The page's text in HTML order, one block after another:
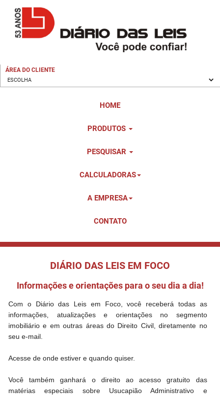
ÁREA DO CLIENTE
HOME
PRODUTOS
PESQUISAR
CALCULADORAS
A EMPRESA
CONTATO
DIÁRIO DAS LEIS EM FOCO
Informações e orientações para o seu dia a dia!
Com o Diário das Leis em Foco, você receberá todas as
informações, atualizações e orientações no segmento
imobiliário e em outras áreas do Direito Civil, diretamente no
seu e-mail.
Acesse de onde estiver e quando quiser.
Você também ganhará o direito ao acesso gratuito das
matérias especiais sobre Usucapião Administrativo e